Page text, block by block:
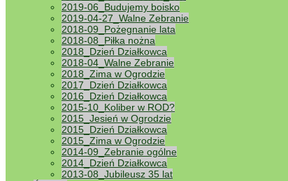
2019-06_Budujemy boisko
2019-04-27_Walne Zebranie
2018-09_Pożegnanie lata
2018-08_Piłka nożna
2018_Dzień Działkowca
2018-04_Walne Zebranie
2018_Zima w Ogrodzie
2017_Dzień Działkowca
2016_Dzień Działkowca
2015-10_Koliber w ROD?
2015_Jesień w Ogrodzie
2015_Dzień Działkowca
2015_Zima w Ogrodzie
2014-09_Zebranie ogólne
2014_Dzień Działkowca
2013-08_Jubileusz 35 lat